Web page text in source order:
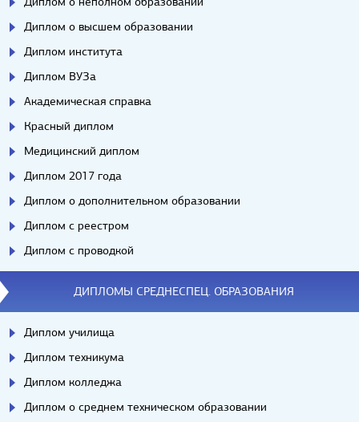
Диплом о высшем образовании
Диплом института
Диплом ВУЗа
Академическая справка
Красный диплом
Медицинский диплом
Диплом 2017 года
Диплом о дополнительном образовании
Диплом с реестром
Диплом с проводкой
ДИПЛОМЫ СРЕДНЕСПЕЦ. ОБРАЗОВАНИЯ
Диплом училища
Диплом техникума
Диплом колледжа
Диплом о среднем техническом образовании